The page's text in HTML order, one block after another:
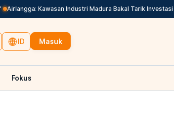
Airlangga: Kawasan Industri Madura Bakal Tarik Investasi
ID Masuk
Fokus